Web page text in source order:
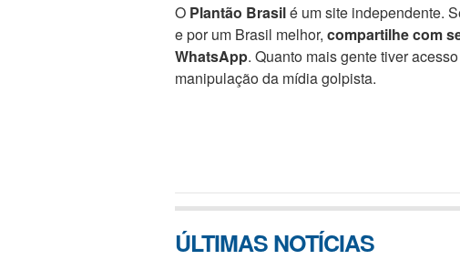
O Plantão Brasilé um site independente.
e por um Brasil melhor, compartilhe com
WhatsApp. Quanto mais gente tiver
manipulação da mídia golpista.
ÚLTIMAS NOTÍCIAS